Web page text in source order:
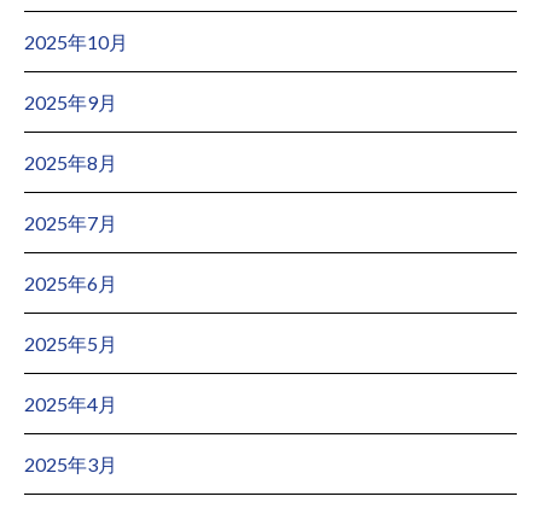
2025年10月
2025年9月
2025年8月
2025年7月
2025年6月
2025年5月
2025年4月
2025年3月